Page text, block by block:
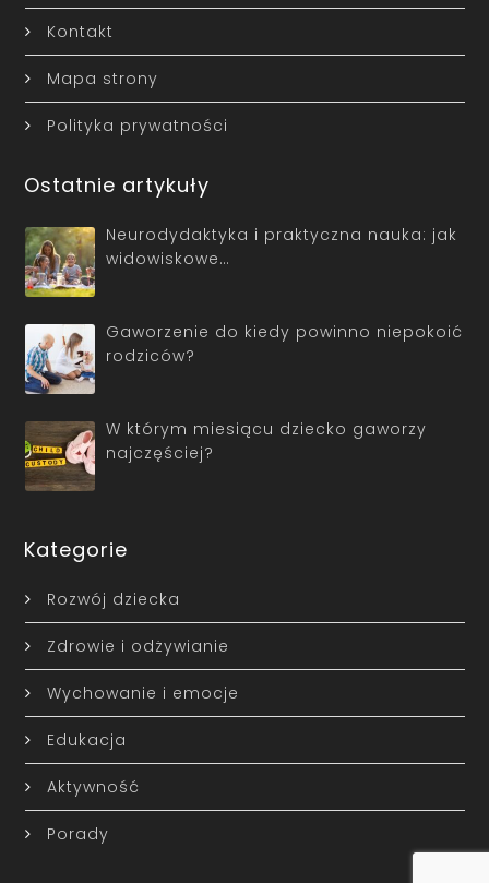
Kontakt
Mapa strony
Polityka prywatności
Ostatnie artykuły
Neurodydaktyka i praktyczna nauka: jak
widowiskowe…
Gaworzenie do kiedy powinno niepokoić
rodziców?
W którym miesiącu dziecko gaworzy
najczęściej?
Kategorie
Rozwój dziecka
Zdrowie i odżywianie
Wychowanie i emocje
Edukacja
Aktywność
Porady